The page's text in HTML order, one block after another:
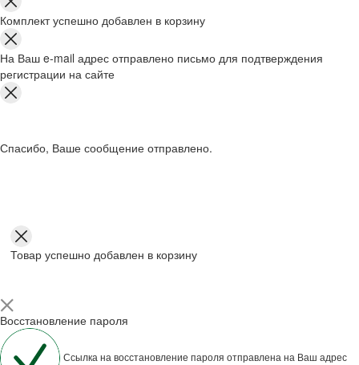
Комплект успешно добавлен в корзину
На Ваш e-mail адрес отправлено письмо для подтверждения
регистрации на сайте
Спасибо, Ваше сообщение отправлено.
Товар успешно добавлен в корзину
Восстановление пароля
Ссылка на восстановление пароля отправлена на Ваш адрес